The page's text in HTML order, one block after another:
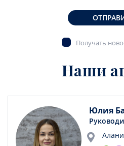
Получать
Наши
Юлия